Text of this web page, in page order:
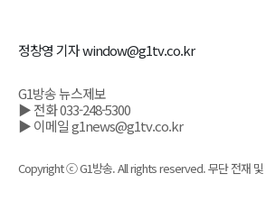
정창영 기자 window@g1tv.co.kr
G1방송 뉴스제보
▶ 전화 033-248-5300
▶ 이메일 g1news@g1tv.co.kr
Copyright ⓒ G1방송. All rights reserved. 무단 전재 및